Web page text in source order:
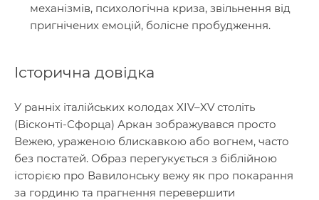
механізмів, психологічна криза, звільнення від
пригнічених емоцій, болісне пробудження.
Історична довідка
У ранніх італійських колодах XIV–XV століть
(Вісконті-Сфорца) Аркан зображувався просто
Вежею, ураженою блискавкою або вогнем, часто
без постатей. Образ перегукується з біблійною
історією про Вавилонську вежу як про покарання
за гординю та прагнення перевершити